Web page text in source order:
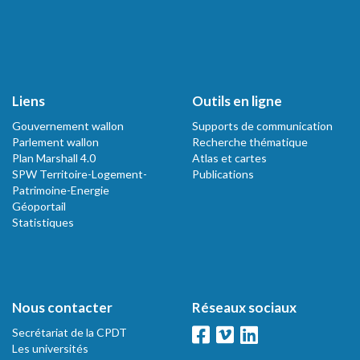
Liens
Gouvernement wallon
Parlement wallon
Plan Marshall 4.0
SPW Territoire-Logement-
Patrimoine-Energie
Géoportail
Statistiques
Outils en ligne
Supports de communication
Recherche thématique
Atlas et cartes
Publications
Nous contacter
Secrétariat de la CPDT
Les universités
Réseaux sociaux